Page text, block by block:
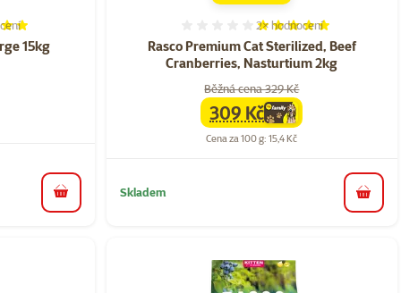
15kg
100%, počet hodnocení: 7
do košíku
Rasco Premium Cat Sterilized, Beef
Cranberries, Nasturtium 2kg
Hodnocení 100%, počet
2× hodnocení
Běžná cena 329 Kč
familycena
309 Kč
Cena za 100 g: 15,4 Kč
Skladem do